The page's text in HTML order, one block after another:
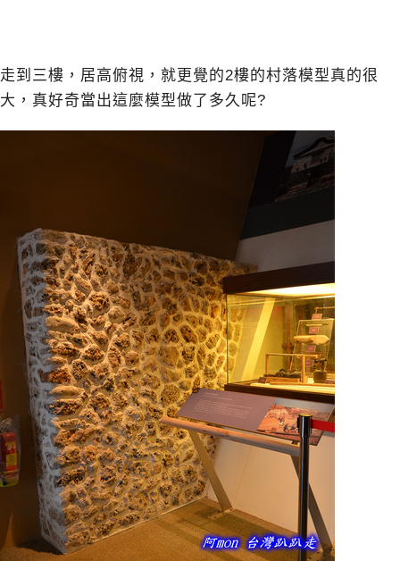
走到三樓，居高俯視，就更覺的2樓的村落模型真的很
大，真好奇當出這麼模型做了多久呢?